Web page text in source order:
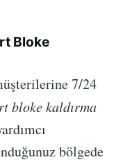
Bloke
7/24
bloke kaldırma
bölgede